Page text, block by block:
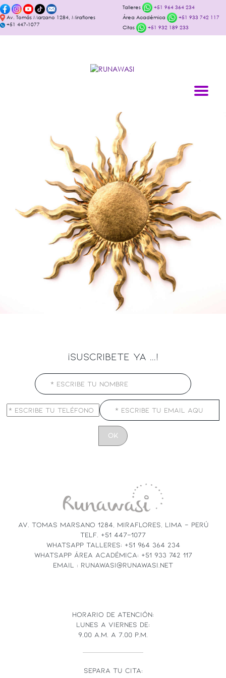
Av. Tomás Marzano 1284, Miraflores
+51 447-1077
Talleres
+51 964 364 234
Área Académica
+51 933 742 117
Citas
+51 932 189 233
¡SUSCRIBETE YA ...!
BLANK.AV. TOMAS MARSANO 1284, MIRAFLORES, LIMA - PERÚ
TELF. +51 447-1077
WHATSAPP TALLERES: +51 964 364 234
WHATSAPP ÁREA ACADÉMICA: +51 933 742 117
EMAIL : RUNAWASI@RUNAWASI.NET
HORARIO DE ATENCIÓN:
LUNES A VIERNES DE:
9.00 A.M. A 7.00 P.M.
SEPARA TU CITA: